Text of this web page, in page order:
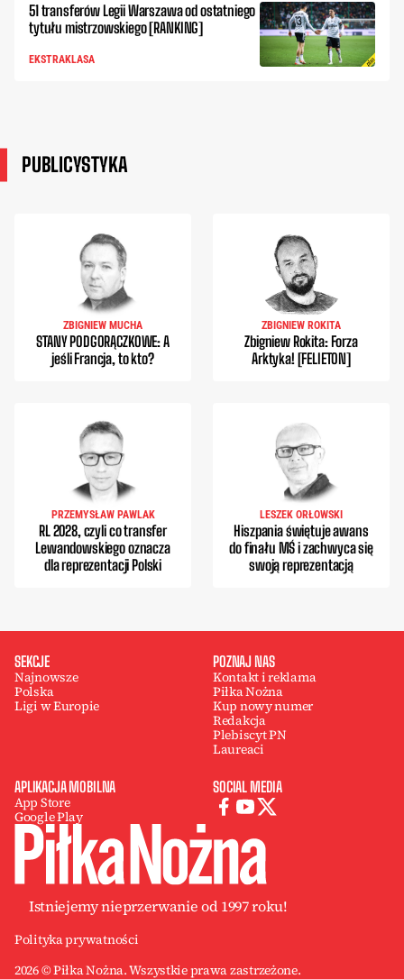
51 transferów Legii Warszawa od ostatniego
tytułu mistrzowskiego [RANKING]
EKSTRAKLASA
PUBLICYSTYKA
ZBIGNIEW MUCHA
STANY PODGORĄCZKOWE: A
jeśli Francja, to kto?
ZBIGNIEW ROKITA
Zbigniew Rokita: Forza
Arktyka! [FELIETON]
PRZEMYSŁAW PAWLAK
RL 2028, czyli co transfer
Lewandowskiego oznacza
dla reprezentacji Polski
LESZEK ORŁOWSKI
Hiszpania świętuje awans
do finału MŚ i zachwyca się
swoją reprezentacją
SEKCJE
Najnowsze
Polska
Ligi w Europie
POZNAJ NAS
Kontakt i reklama
Piłka Nożna
Kup nowy numer
Redakcja
Plebiscyt PN
Laureaci
APLIKACJA MOBILNA
App Store
Google Play
SOCIAL MEDIA
Istniejemy nieprzerwanie od 1997 roku!
Polityka prywatności
2026 © Piłka Nożna. Wszystkie prawa zastrzeżone.